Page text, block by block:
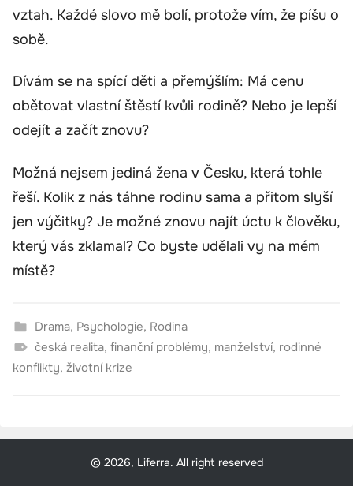
vztah. Každé slovo mě bolí, protože vím, že píšu o
sobě.
Dívám se na spící děti a přemýšlím: Má cenu
obětovat vlastní štěstí kvůli rodině? Nebo je lepší
odejít a začít znovu?
Možná nejsem jediná žena v Česku, která tohle
řeší. Kolik z nás táhne rodinu sama a přitom slyší
jen výčitky? Je možné znovu najít úctu k člověku,
který vás zklamal? Co byste udělali vy na mém
místě?
Drama, Psychologie, Rodina
česká realita, finanční problémy, manželství, rodinné
konflikty, životní krize
© 2026, Liferra. All right reserved